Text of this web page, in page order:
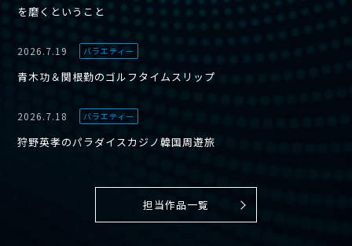
を磨くということ
2026.7.19 バラエティー
青木功＆関根勤のゴルフタイムスリップ
2026.7.18 バラエティー
狩野英孝のパラダイスカジノ韓国周遊旅
担当作品一覧